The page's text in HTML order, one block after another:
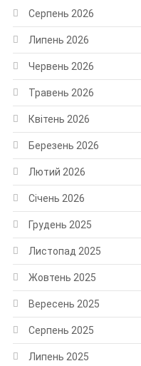
Серпень 2026
Липень 2026
Червень 2026
Травень 2026
Квітень 2026
Березень 2026
Лютий 2026
Січень 2026
Грудень 2025
Листопад 2025
Жовтень 2025
Вересень 2025
Серпень 2025
Липень 2025